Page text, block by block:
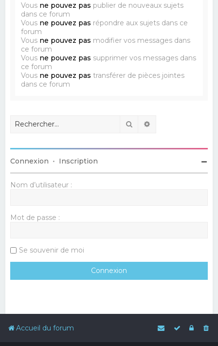
Vous ne pouvez pas publier de nouveaux sujets
dans ce forum
Vous ne pouvez pas répondre aux sujets dans ce
forum
Vous ne pouvez pas modifier vos messages dans
ce forum
Vous ne pouvez pas supprimer vos messages dans
ce forum
Vous ne pouvez pas transférer de pièces jointes
dans ce forum
Rechercher
Connexion • Inscription
Nom d’utilisateur :
Mot de passe :
Se souvenir de moi
Accueil du forum